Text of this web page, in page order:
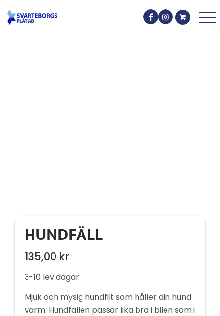
HUNDFÄLL
135,00 kr
3-10 lev dagar
Mjuk och mysig hundfilt som håller din hund
varm. Hundfällen passar lika bra i bilen som i